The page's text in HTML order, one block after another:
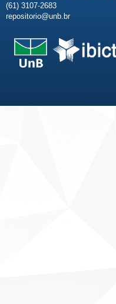
(61) 3107-2683
repositorio@unb.br